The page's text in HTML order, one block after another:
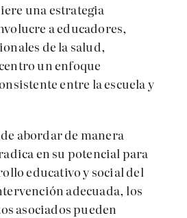
una estrategia
a educadores,
de la salud,
un enfoque
entre la escuela y
abordar de manera
en su potencial para
educativo y social del
adecuada, los
asociados pueden